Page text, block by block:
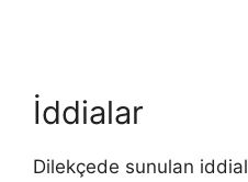
İddialar
Dilekçede sunulan